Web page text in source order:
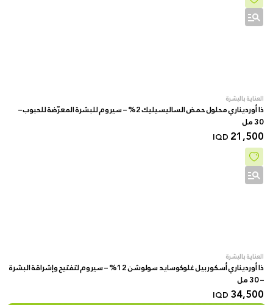
العناية بالبشرة
ذا أورديناري محلول حمض الساليسيليك 2% – سيروم للبشرة المعرّضة للحبوب –
30 مل
21,500
IQD
العناية بالبشرة
ذا أورديناري أسكوربيل غلوكوسايد سولوشن 12% – سيروم لتفتيح وإشراقة البشرة
– 30 مل
34,500
IQD